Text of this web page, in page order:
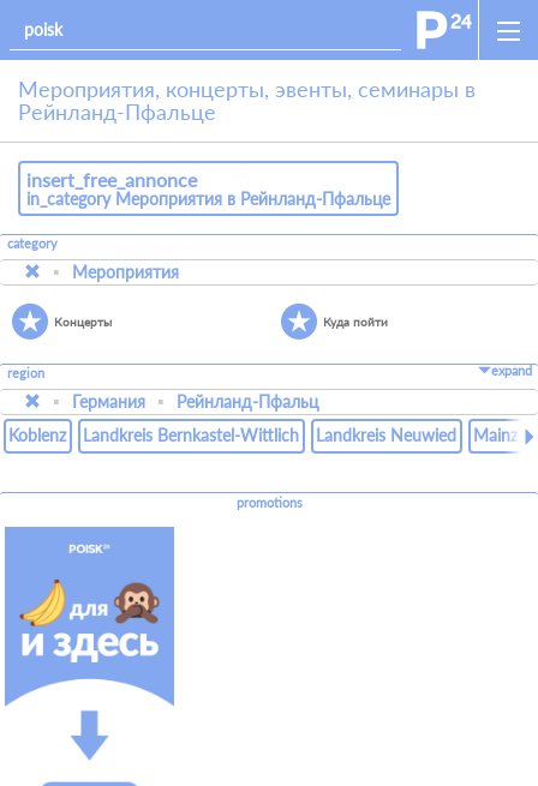
Мероприятия, концерты, эвенты, семинары в
Рейнланд-Пфальце
insert_free_annonce
in_category Мероприятия в Рейнланд-Пфальце
category
Мероприятия
Концерты Куда пойти
region expand
Германия
Рейнланд-Пфальц
Koblenz
Landkreis Bernkastel-Wittlich Landkreis Neuwied Mainz-
promotions